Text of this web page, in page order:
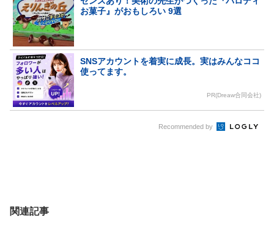
お菓子』がおもしろい 9選
SNSアカウントを着実に成長。実はみんなココ
使ってます。
PR(Dreaw合同会社)
Recommended by
関連記事